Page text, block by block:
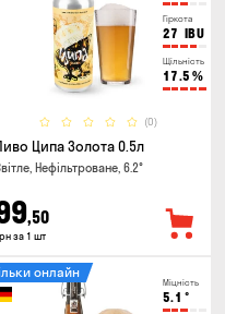
Гіркота
27 IBU
Щільність
17.5 %
(0)
Ципа Золота 0.5л
Нефільтроване, 6.2°
,50
за 1 шт
Міцність
5.1 °
онлайн